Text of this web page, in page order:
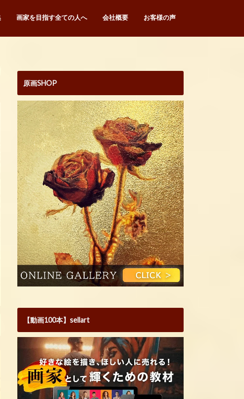
画家を目指す全ての人へ 会社概要 お客様の声
原画SHOP
【動画100本】sellart